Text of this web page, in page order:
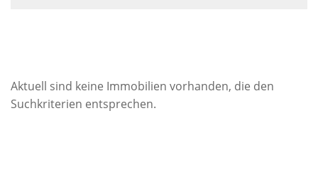
Aktuell sind keine Immobilien vorhanden, die den
Suchkriterien entsprechen.